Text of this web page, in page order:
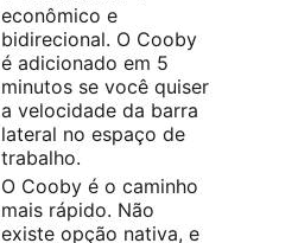
econômico e
bidirecional. O Cooby
é adicionado em 5
minutos se você quiser
a velocidade da barra
lateral no espaço de
trabalho.
O Cooby é o caminho
mais rápido. Não
existe opção nativa, e